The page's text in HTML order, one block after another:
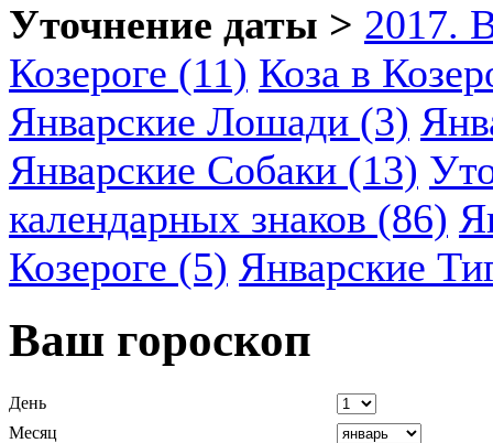
Уточнение даты > 2017.
Козероге (11) Коза в
Январские Лошади (3)
Январские Собаки (13)
календарных знаков (86)
Козероге (5) Январские
Ваш гороскоп
День
Месяц